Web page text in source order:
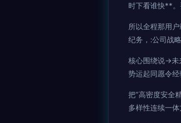
时下看谁快**。
所以全程那用
纪务，:公司战
核心围绕说→未
势运起同愿令
把”高密度安全
多样性连续一